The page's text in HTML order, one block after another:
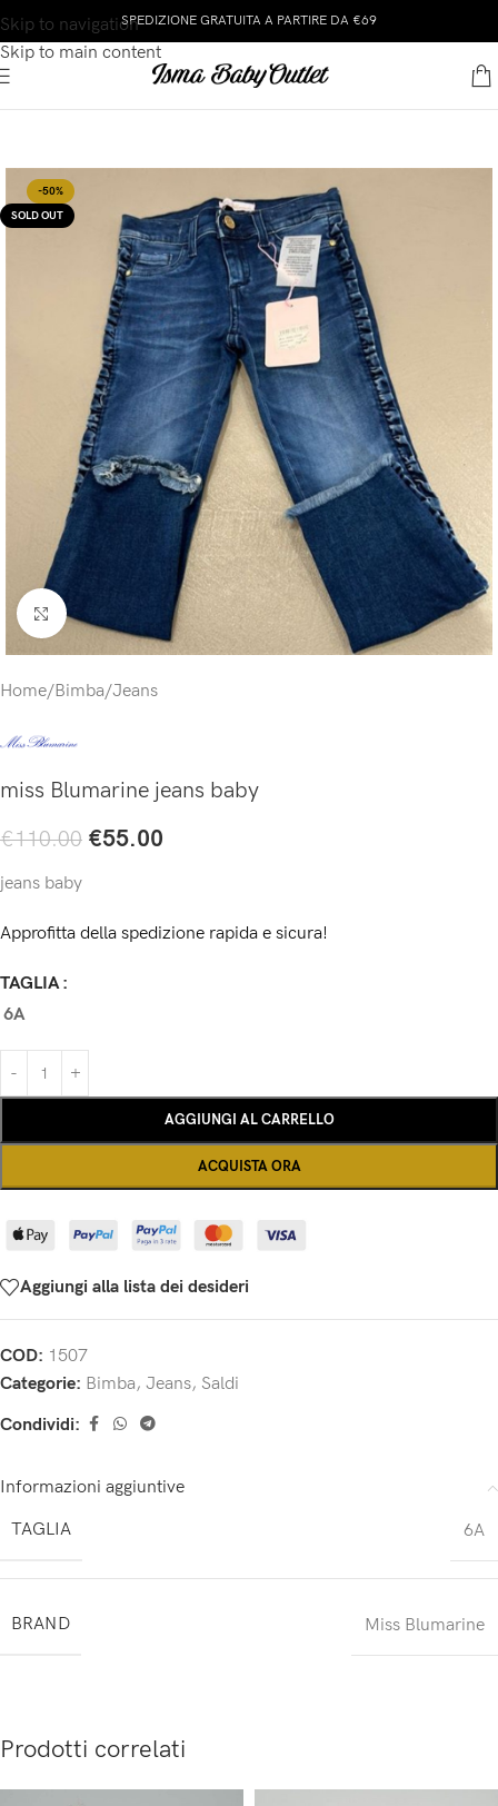
Skip to navigation
Skip to main content
SPEDIZIONE GRATUITA A PARTIRE DA €69
-50%
SOLD OUT
Click to enlarge
Home/Bimba/Jeans
miss Blumarine jeans baby
€110.00 €55.00
jeans baby
Approfitta della spedizione rapida e sicura!
TAGLIA
6A
AGGIUNGI AL CARRELLO
ACQUISTA ORA
Aggiungi alla lista dei desideri
COD: 1507
Categorie: Bimba, Jeans, Saldi
Condividi:
Informazioni aggiuntive
TAGLIA
6A
BRAND Miss Blumarine
Prodotti correlati